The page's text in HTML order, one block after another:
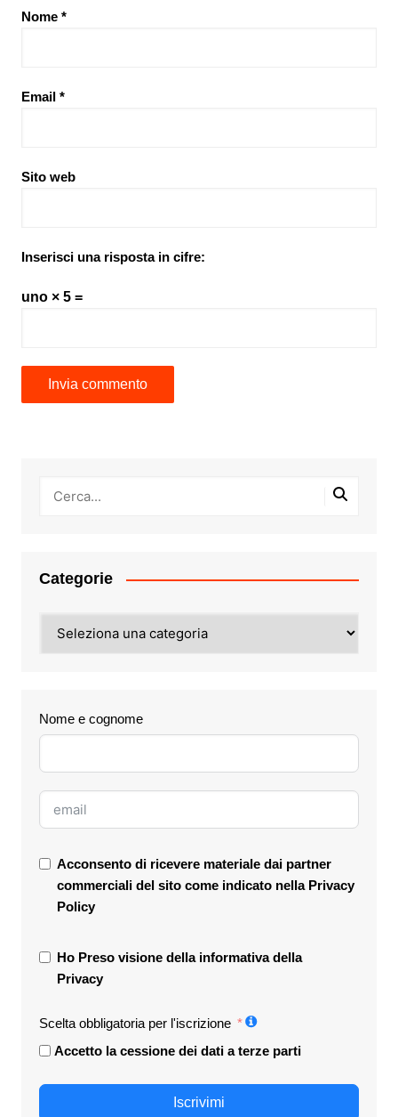
Nome *
Email *
Sito web
Inserisci una risposta in cifre:
uno × 5 =
Categorie
Nome e cognome
Acconsento di ricevere materiale dai partner
commerciali del sito come indicato nella Privacy
Policy
Ho Preso visione della informativa della
Privacy
Scelta obbligatoria per l'iscrizione
Accetto la cessione dei dati a terze parti
Iscrivimi